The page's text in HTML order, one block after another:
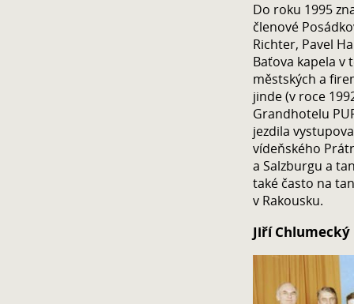
Do roku 1995
členové
Richter, Pavel
Baťova kapela v
městských a
jinde (v roce
Grandhotelu
jezdila
vídeňského
a Salzburgu a
také často na
v Rakousku.
Jiří Chlumecký